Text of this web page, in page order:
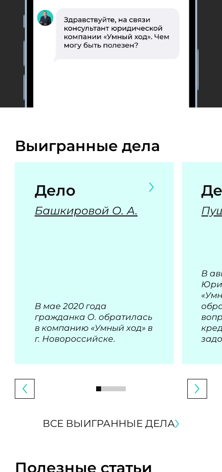
Выигранные дела
Дело
Башкировой О. А.
В мае 2020 года
гражданка О. обратилась
в компанию «Умный ход» в
г. Новороссийске.
В
ВСЕ ВЫИГРАННЫЕ ДЕЛА
Полезные статьи